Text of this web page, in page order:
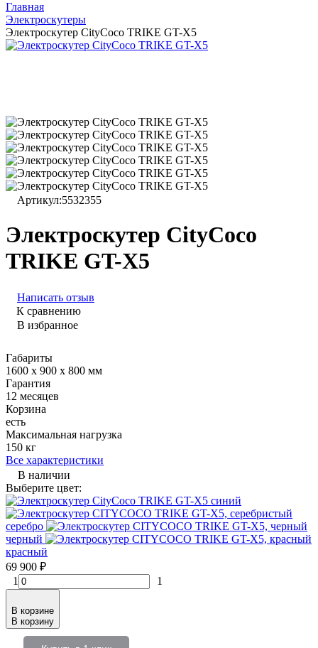
Главная
Электроскутеры
Электроскутер CityCoco TRIKE GT-X5
Артикул:5532355
Электроскутер CityCoco
TRIKE GT-X5
Написать отзыв
К сравнению
В избранное
Габариты
1600 х 900 х 800 мм
Гарантия
12 месяцев
Корзина
есть
Максимальная нагрузка
150 кг
Все характеристики
В наличии
Выберите цвет:
синий
серебро
черный
красный
69 900 ₽
1
1
В корзине
В корзину